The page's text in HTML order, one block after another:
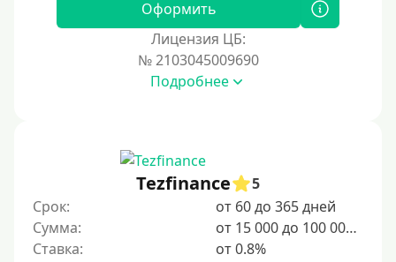
30 дней без процентов
100 дней
4 месяца
Оформить
Лицензия ЦБ:
№ 2103045009690
Подробнее
Tezfinance
5
Срок:
от 60 до 365 дней
Сумма:
от 15 000 до 100 000 ₽
Ставка:
от 0.8%